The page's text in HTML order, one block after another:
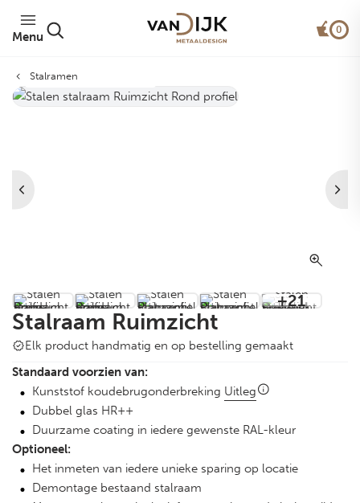
Menu
0
Stalramen
Van Dijk Rond Profiel®
+21
Stalraam Ruimzicht
Elk product handmatig en op bestelling gemaakt
Standaard voorzien van:
Kunststof koudebrugonderbreking Uitleg
Dubbel glas HR++
Duurzame coating in iedere gewenste RAL-kleur
Optioneel:
Het inmeten van iedere unieke sparing op locatie
Demontage bestaand stalraam